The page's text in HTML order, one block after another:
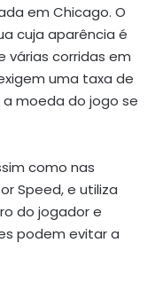
em Chicago. O
cuja aparência é
várias corridas em
uma taxa de
moeda do jogo se
como nas
Speed, e utiliza
do jogador e
podem evitar a